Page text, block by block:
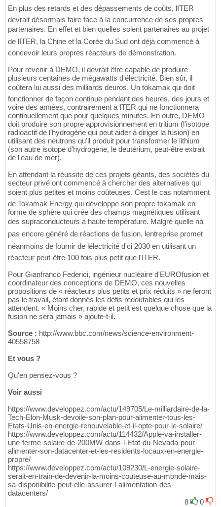
En plus des retards et des dépassements de coûts, lITER
devrait désormais faire face à la concurrence de ses propres
partenaires. En effet et bien quelles soient partenaires au projet
de lITER, la Chine et la Corée du Sud ont déjà commencé à
concevoir leurs propres réacteurs de démonstration.
Pour revenir à DEMO, il devrait être capable de produire
plusieurs centaines de mégawatts d'électricité. Bien sûr, il
coûtera lui aussi des milliards deuros. Un tokamak qui doit
fonctionner de façon continue pendant des heures, des jours et
voire des années, contrairement à ITER qui ne fonctionnera
continuellement que pour quelques minutes. En outre, DEMO
doit produire son propre approvisionnement en tritium (l'isotope
radioactif de l'hydrogène qui peut aider à diriger la fusion) en
utilisant des neutrons qu'il produit pour transformer le lithium
(son autre isotope d'hydrogène, le deutérium, peut-être extrait
de l'eau de mer).
En attendant la réussite de ces projets géants, des sociétés du
secteur privé ont commencé à chercher des alternatives qui
soient plus petites et moins coûteuses. Cest le cas notamment
de Tokamak Energy qui développe son propre tokamak en
forme de sphère qui crée des champs magnétiques utilisant
des supraconducteurs à haute température. Malgré quelle na
pas encore généré de réactions de fusion, lentreprise promet
néanmoins de fournir de lélectricité d'ci 2030 en utilisant un
réacteur peut-être 100 fois plus petit que l'ITER.
Pour Gianfranco Federici, ingénieur nucléaire d'EUROfusion et
coordinateur des conceptions de DEMO, ces nouvelles
propositions de « réacteurs plus petits et prix réduits » ne feront
pas le travail, étant donnés les défis redoutables qui les
attendent. « Moins cher, rapide et petit est quelque chose que la
fusion ne sera jamais » ajoute-t-il.
Source : http://www.bbc.com/news/science-environment-
40558758
Et vous ?
Qu'en pensez-vous ?
Voir aussi
https://www.developpez.com/actu/149705/Le-milliardaire-de-la-
Tech-Elon-Musk-devoile-son-plan-pour-alimenter-tous-les-
Etats-Unis-en-energie-renouvelable-et-il-opte-pour-le-solaire/
https://www.developpez.com/actu/114432/Apple-va-installer-
une-ferme-solaire-de-200MW-dans-l-Etat-du-Nevada-pour-
alimenter-son-datacenter-et-les-residents-locaux-en-energie-
propre/
https://www.developpez.com/actu/109230/L-energie-solaire-
serait-en-train-de-devenir-la-moins-couteuse-au-monde-mais-
sa-disponibilite-peut-elle-assurer-l-alimentation-des-
datacenters/
8
0